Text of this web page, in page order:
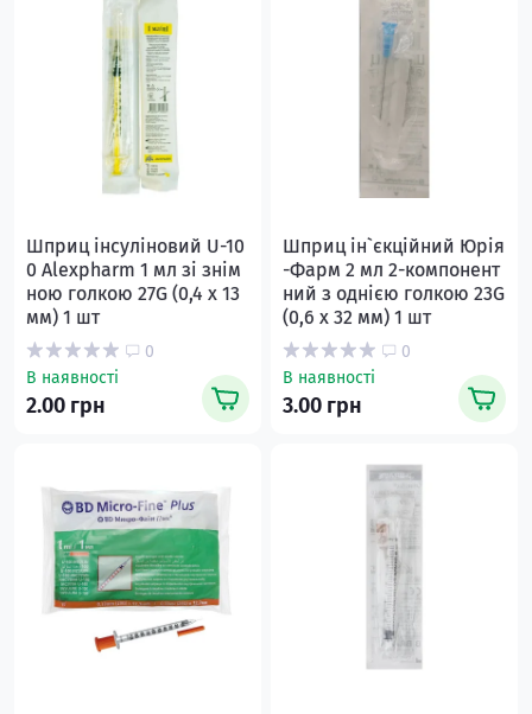
Шприц інсуліновий U-10
0 Alexpharm 1 мл зі знім
ною голкою 27G (0,4 x 13
мм) 1 шт
0
В наявності
2.00 грн
Шприц ін`єкційний Юрія
-Фарм 2 мл 2-компонент
ний з однією голкою 23G
(0,6 х 32 мм) 1 шт
0
В наявності
3.00 грн